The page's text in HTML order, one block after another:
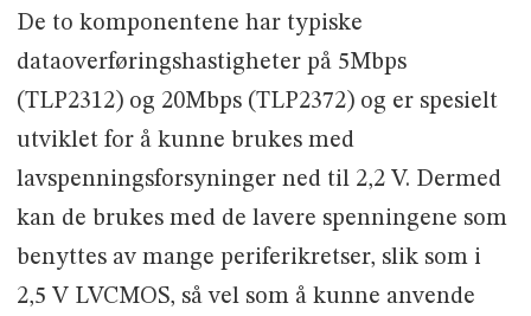
De to komponentene har typiske
dataoverføringshastigheter på 5Mbps
(TLP2312) og 20Mbps (TLP2372) og er spesielt
utviklet for å kunne brukes med
lavspenningsforsyninger ned til 2,2 V. Dermed
kan de brukes med de lavere spenningene som
benyttes av mange periferikretser, slik som i
2,5 V LVCMOS, så vel som å kunne anvende